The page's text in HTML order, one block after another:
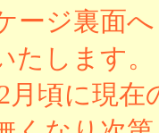
ージ裏面へ
たします。
月頃に現在